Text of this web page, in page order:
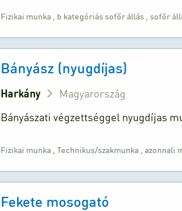
Fizikai munka b kategóriás sofőr állás sofőr
Bányász (nyugdíjas)
Harkány
Magyarország
Bányászati végzettséggel nyugdíjas
Fizikai munka ,Technikus/szakmunka ,azonnali
Fekete mosogató